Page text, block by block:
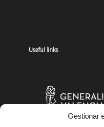
Gestionar
Useful links